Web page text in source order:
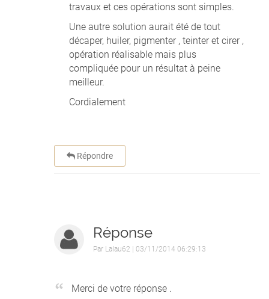
travaux et ces opérations sont simples.
Une autre solution aurait été de tout
décaper, huiler, pigmenter , teinter et cirer ,
opération réalisable mais plus
compliquée pour un résultat à peine
meilleur.
Cordialement
Répondre
Réponse
Par Lalau62 | 03/11/2014 06:29:13
Merci de votre réponse .